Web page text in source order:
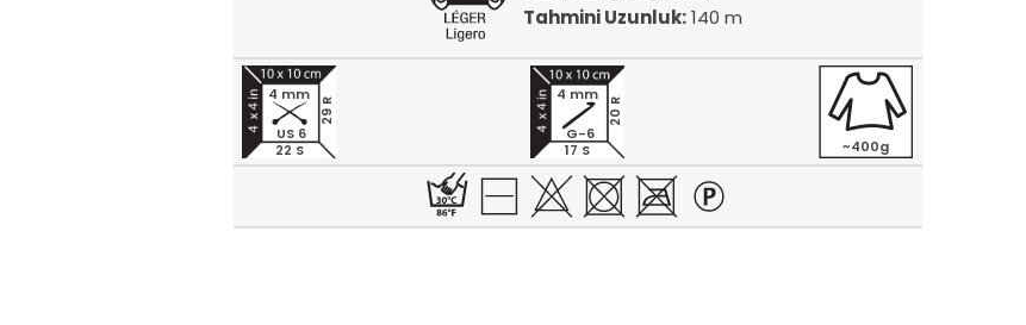
Tahmini Uzunluk:140 m
22 S
29 R
4 mm
US 6
17 S
20 R
4 mm
G-6
~400g